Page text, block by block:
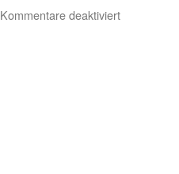
Kommentare deaktiviertfür